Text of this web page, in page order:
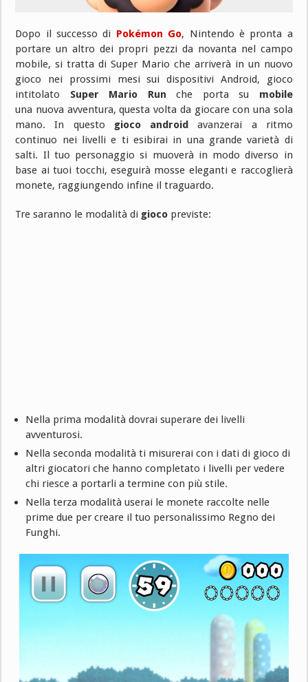
Dopo il successo di Pokémon Go, Nintendo è pronta a
portare un altro dei propri pezzi da novanta nel campo
mobile, si tratta di Super Mario che arriverà in un nuovo
gioco nei prossimi mesi sui dispositivi Android, gioco
intitolato Super Mario Run che porta su mobile
una nuova avventura, questa volta da giocare con una sola
mano. In questo gioco android avanzerai a ritmo
continuo nei livelli e ti esibirai in una grande varietà di
salti. Il tuo personaggio si muoverà in modo diverso in
base ai tuoi tocchi, eseguirà mosse eleganti e raccoglierà
monete, raggiungendo infine il traguardo.
Tre saranno le modalità di gioco previste:
Nella prima modalità dovrai superare dei livelli
avventurosi.
Nella seconda modalità ti misurerai con i dati di gioco di
altri giocatori che hanno completato i livelli per vedere
chi riesce a portarli a termine con più stile.
Nella terza modalità userai le monete raccolte nelle
prime due per creare il tuo personalissimo Regno dei
Funghi.